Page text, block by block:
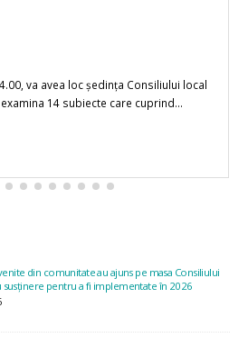
va avea loc ședința Consiliului local
14 subiecte care cuprind...
din comunitate au ajuns pe masa Consiliului
susținere pentru a fi implementate în 2026